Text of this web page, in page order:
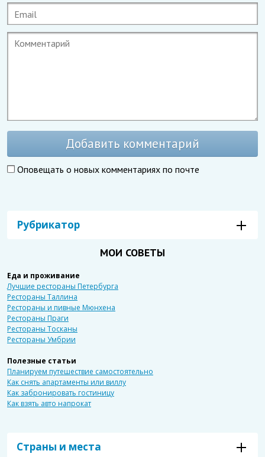
Добавить комментарий
Оповещать о новых комментариях по почте
Рубрикатор
МОИ СОВЕТЫ
Еда и проживание
Лучшие рестораны Петербурга
Рестораны Таллина
Рестораны и пивные Мюнхена
Рестораны Праги
Рестораны Тосканы
Рестораны Умбрии
Полезные статьи
Планируем путешествие самостоятельно
Как снять апартаменты или виллу
Как забронировать гостиницу
Как взять авто напрокат
Страны и места